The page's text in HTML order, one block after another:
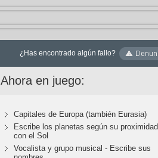
¿Has encontrado algún fallo?
Ahora en juego:
Capitales de Europa (también Eurasia)
Escribe los planetas según su proximidad
con el Sol
Vocalista y grupo musical - Escribe sus